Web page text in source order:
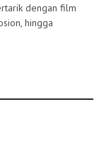
dengan film
hingga